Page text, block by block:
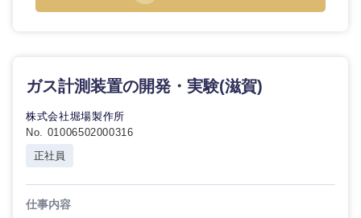
愛知県 三重県
ガス計測装置の開発・実験(滋賀)
株式会社堀場製作所
No. 01006502000316
正社員
仕事内容